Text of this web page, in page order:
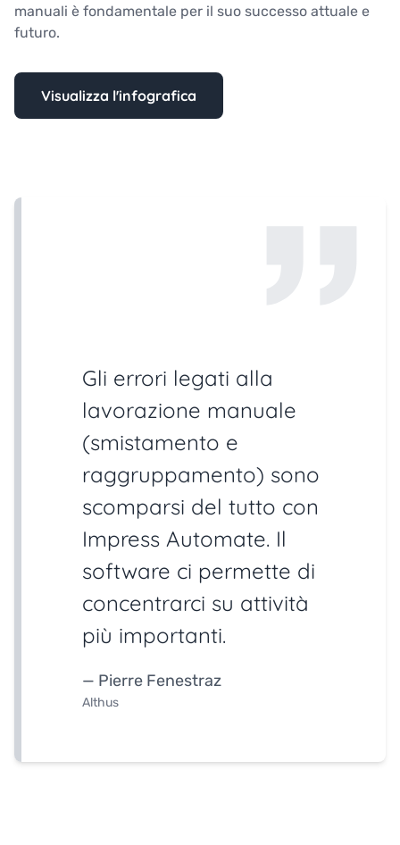
manuali è fondamentale per il suo successo attuale e
futuro.
Visualizza l'infografica
Gli errori legati alla
lavorazione manuale
(smistamento e
raggruppamento) sono
scomparsi del tutto con
Impress Automate. Il
software ci permette di
concentrarci su attività
più importanti.
— Pierre Fenestraz
Althus